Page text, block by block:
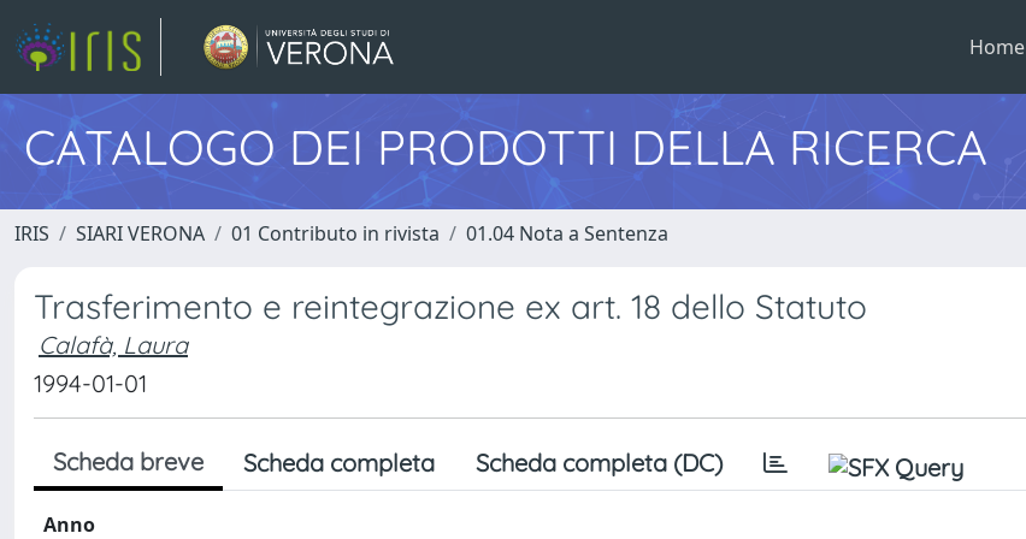
Home
CATALOGO DEI PRODOTTI DELLA RICERCA
IRIS SIARI VERONA 01 Contributo in rivista 01.04 Nota a Sentenza
Trasferimento e reintegrazione ex art. 18 dello Statuto
Calafà, Laura
1994-01-01
Scheda breve Scheda completa Scheda completa (DC)
Anno